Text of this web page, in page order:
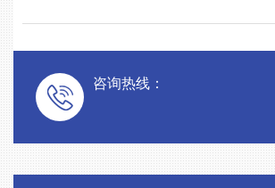
咨询热线：